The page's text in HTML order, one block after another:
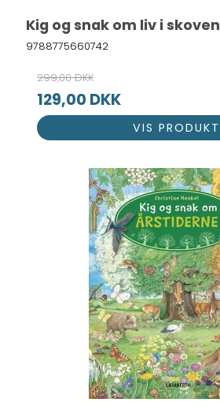
Kig og snak om liv i skoven
9788775660742
299,00 DKK
129,00 DKK
VIS PRODUKT